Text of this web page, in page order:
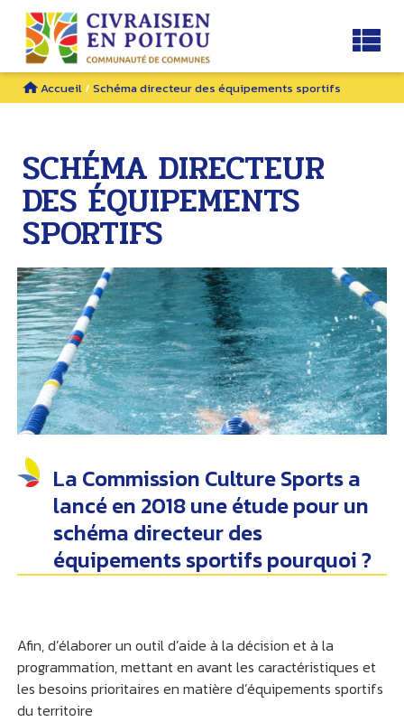
Accueil/ Schéma directeur des équipements sportifs
SCHÉMA DIRECTEUR
DES ÉQUIPEMENTS
SPORTIFS
La Commission Culture Sports a
lancé en 2018 une étude pour un
schéma directeur des
équipements sportifs pourquoi ?
Afin, d’élaborer un outil d’aide à la décision et à la
programmation, mettant en avant les caractéristiques et
les besoins prioritaires en matière d’équipements sportifs
du territoire